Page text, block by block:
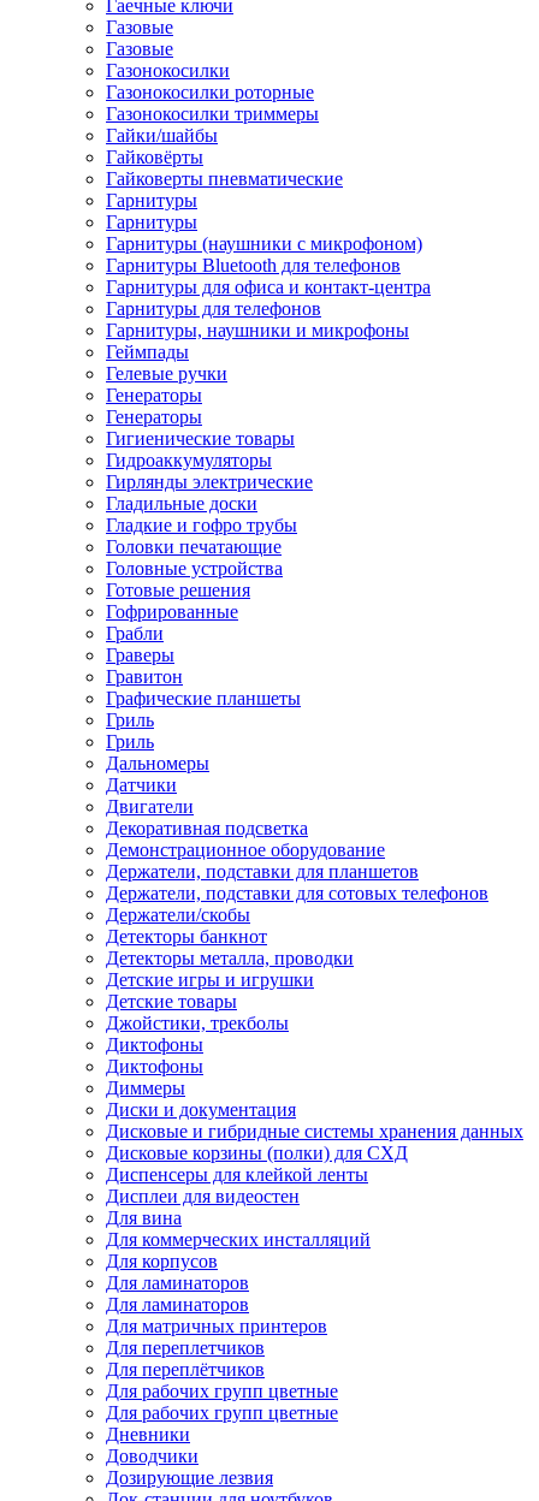
Гаечные ключи
Газовые
Газовые
Газонокосилки
Газонокосилки роторные
Газонокосилки триммеры
Гайки/шайбы
Гайковёрты
Гайковерты пневматические
Гарнитуры
Гарнитуры
Гарнитуры (наушники с микрофоном)
Гарнитуры Bluetooth для телефонов
Гарнитуры для офиса и контакт-центра
Гарнитуры для телефонов
Гарнитуры, наушники и микрофоны
Геймпады
Гелевые ручки
Генераторы
Генераторы
Гигиенические товары
Гидроаккумуляторы
Гирлянды электрические
Гладильные доски
Гладкие и гофро трубы
Головки печатающие
Головные устройства
Готовые решения
Гофрированные
Грабли
Граверы
Гравитон
Графические планшеты
Гриль
Гриль
Дальномеры
Датчики
Двигатели
Декоративная подсветка
Демонстрационное оборудование
Держатели, подставки для планшетов
Держатели, подставки для сотовых телефонов
Держатели/скобы
Детекторы банкнот
Детекторы металла, проводки
Детские игры и игрушки
Детские товары
Джойстики, трекболы
Диктофоны
Диктофоны
Диммеры
Диски и документация
Дисковые и гибридные системы хранения данных
Дисковые корзины (полки) для СХД
Диспенсеры для клейкой ленты
Дисплеи для видеостен
Для вина
Для коммерческих инсталляций
Для корпусов
Для ламинаторов
Для ламинаторов
Для матричных принтеров
Для переплетчиков
Для переплётчиков
Для рабочих групп цветные
Для рабочих групп цветные
Дневники
Доводчики
Дозирующие лезвия